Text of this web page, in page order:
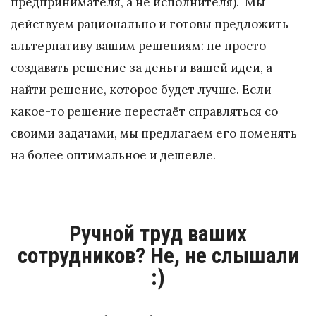
действуем рационально и готовы предложить
альтернативу вашим решениям: не просто
создавать решение за деньги вашей идеи, а
найти решение, которое будет лучше. Если
какое-то решение перестаёт справляться со
своими задачами, мы предлагаем его поменять
на более оптимальное и дешевле.
Ручной труд ваших
сотрудников? Не, не слышали
:)